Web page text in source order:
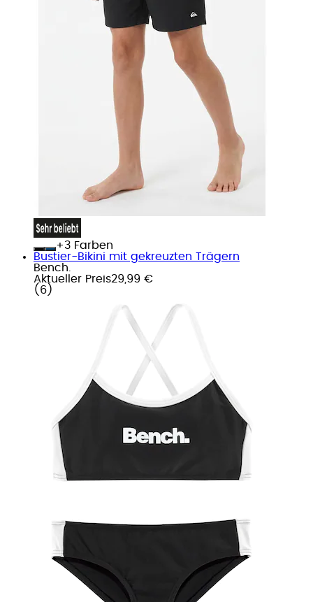
+
Farben
Bustier-Bikini mit gekreuzten Trägern
Bench.
Aktueller Preis29,99 €
( 6 )